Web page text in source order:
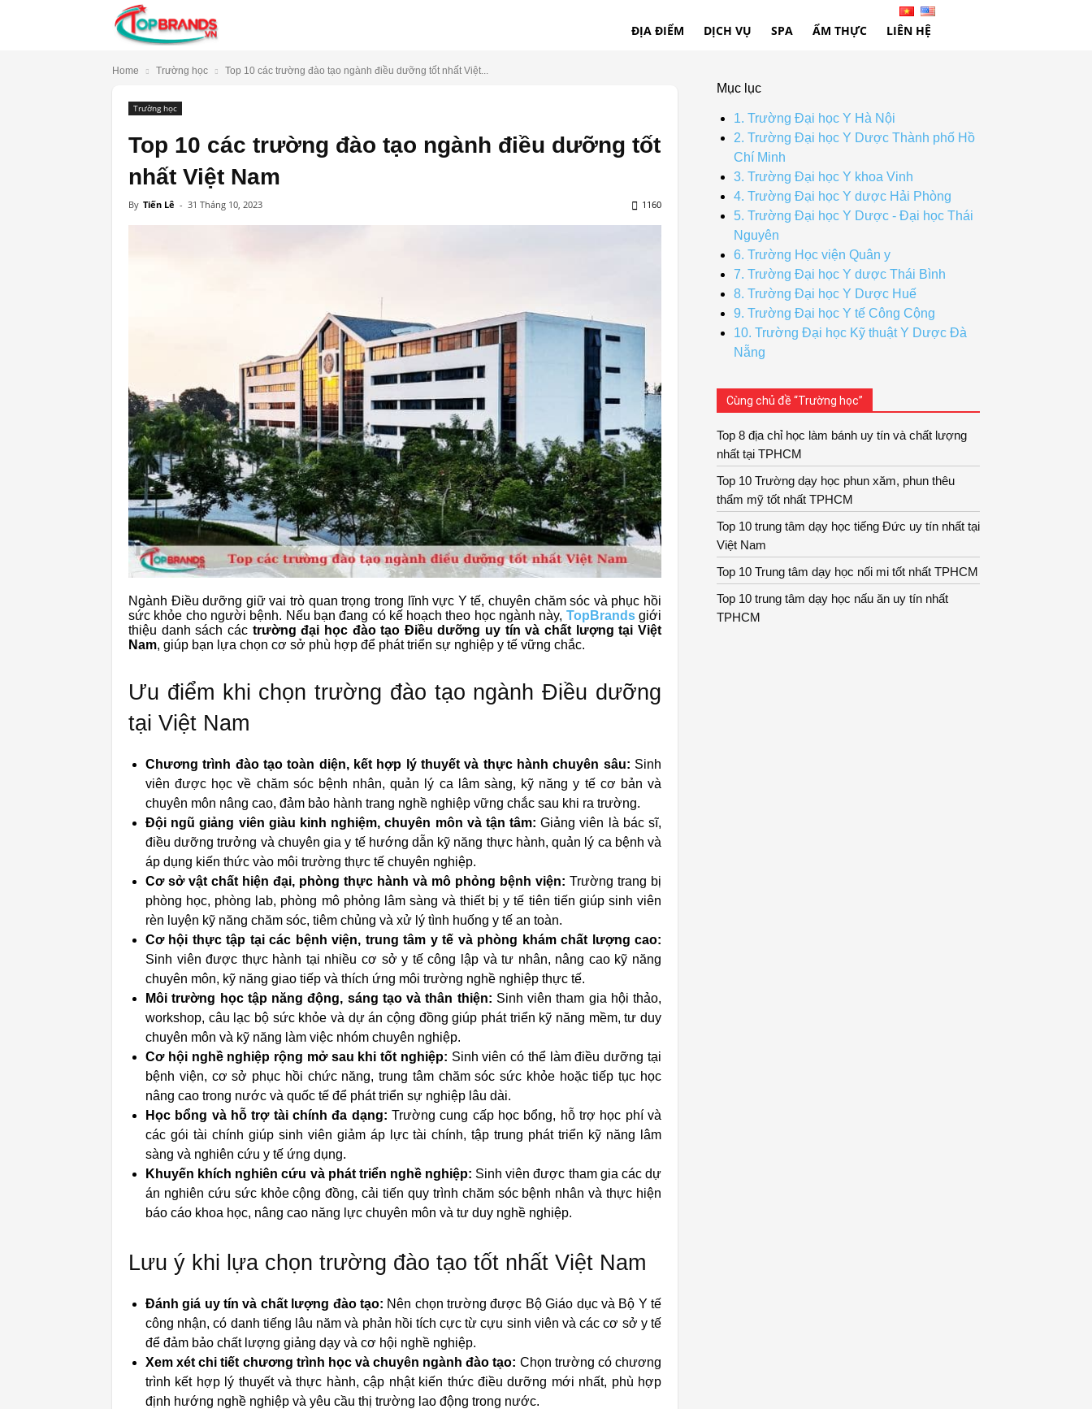
ĐỊA ĐIỂM DỊCH VỤ SPA ẨM THỰC LIÊN HỆ
Home Trường học Top 10 các trường đào tạo ngành điều dưỡng tốt nhất Việt...
Trường học
Top 10 các trường đào tạo ngành điều dưỡng tốt
nhất Việt Nam
By Tiến Lê - 31 Tháng 10, 2023 1160
Ngành Điều dưỡng giữ vai trò quan trọng trong lĩnh vực Y tế, chuyên chăm sóc và phục hồi
sức khỏe cho người bệnh. Nếu bạn đang có kế hoạch theo học ngành này, TopBrands giới
thiệu danh sách các trường đại học đào tạo Điều dưỡng uy tín và chất lượng tại Việt
Nam, giúp bạn lựa chọn cơ sở phù hợp để phát triển sự nghiệp y tế vững chắc.
Ưu điểm khi chọn trường đào tạo ngành Điều dưỡng
tại Việt Nam
Chương trình đào tạo toàn diện, kết hợp lý thuyết và thực hành chuyên sâu: Sinh
viên được học về chăm sóc bệnh nhân, quản lý ca lâm sàng, kỹ năng y tế cơ bản và
chuyên môn nâng cao, đảm bảo hành trang nghề nghiệp vững chắc sau khi ra trường.
Đội ngũ giảng viên giàu kinh nghiệm, chuyên môn và tận tâm: Giảng viên là bác sĩ,
điều dưỡng trưởng và chuyên gia y tế hướng dẫn kỹ năng thực hành, quản lý ca bệnh và
áp dụng kiến thức vào môi trường thực tế chuyên nghiệp.
Cơ sở vật chất hiện đại, phòng thực hành và mô phỏng bệnh viện: Trường trang bị
phòng học, phòng lab, phòng mô phỏng lâm sàng và thiết bị y tế tiên tiến giúp sinh viên
rèn luyện kỹ năng chăm sóc, tiêm chủng và xử lý tình huống y tế an toàn.
Cơ hội thực tập tại các bệnh viện, trung tâm y tế và phòng khám chất lượng cao:
Sinh viên được thực hành tại nhiều cơ sở y tế công lập và tư nhân, nâng cao kỹ năng
chuyên môn, kỹ năng giao tiếp và thích ứng môi trường nghề nghiệp thực tế.
Môi trường học tập năng động, sáng tạo và thân thiện: Sinh viên tham gia hội thảo,
workshop, câu lạc bộ sức khỏe và dự án cộng đồng giúp phát triển kỹ năng mềm, tư duy
chuyên môn và kỹ năng làm việc nhóm chuyên nghiệp.
Cơ hội nghề nghiệp rộng mở sau khi tốt nghiệp: Sinh viên có thể làm điều dưỡng tại
bệnh viện, cơ sở phục hồi chức năng, trung tâm chăm sóc sức khỏe hoặc tiếp tục học
nâng cao trong nước và quốc tế để phát triển sự nghiệp lâu dài.
Học bổng và hỗ trợ tài chính đa dạng: Trường cung cấp học bổng, hỗ trợ học phí và
các gói tài chính giúp sinh viên giảm áp lực tài chính, tập trung phát triển kỹ năng lâm
sàng và nghiên cứu y tế ứng dụng.
Khuyến khích nghiên cứu và phát triển nghề nghiệp: Sinh viên được tham gia các dự
án nghiên cứu sức khỏe cộng đồng, cải tiến quy trình chăm sóc bệnh nhân và thực hiện
báo cáo khoa học, nâng cao năng lực chuyên môn và tư duy nghề nghiệp.
Lưu ý khi lựa chọn trường đào tạo tốt nhất Việt Nam
Đánh giá uy tín và chất lượng đào tạo: Nên chọn trường được Bộ Giáo dục và Bộ Y tế
công nhận, có danh tiếng lâu năm và phản hồi tích cực từ cựu sinh viên và các cơ sở y tế
để đảm bảo chất lượng giảng dạy và cơ hội nghề nghiệp.
Xem xét chi tiết chương trình học và chuyên ngành đào tạo: Chọn trường có chương
trình kết hợp lý thuyết và thực hành, cập nhật kiến thức điều dưỡng mới nhất, phù hợp
định hướng nghề nghiệp và yêu cầu thị trường lao động trong nước.
Mục lục
1. Trường Đại học Y Hà Nội
2. Trường Đại học Y Dược Thành phố Hồ
Chí Minh
3. Trường Đại học Y khoa Vinh
4. Trường Đại học Y dược Hải Phòng
5. Trường Đại học Y Dược - Đại học Thái
Nguyên
6. Trường Học viện Quân y
7. Trường Đại học Y dược Thái Bình
8. Trường Đại học Y Dược Huế
9. Trường Đại học Y tế Công Cộng
10. Trường Đại học Kỹ thuật Y Dược Đà
Nẵng
Cùng chủ đề “Trường học”
Top 8 địa chỉ học làm bánh uy tín và chất lượng
nhất tại TPHCM
Top 10 Trường dạy học phun xăm, phun thêu
thẩm mỹ tốt nhất TPHCM
Top 10 trung tâm dạy học tiếng Đức uy tín nhất tại
Việt Nam
Top 10 Trung tâm dạy học nối mi tốt nhất TPHCM
Top 10 trung tâm dạy học nấu ăn uy tín nhất
TPHCM